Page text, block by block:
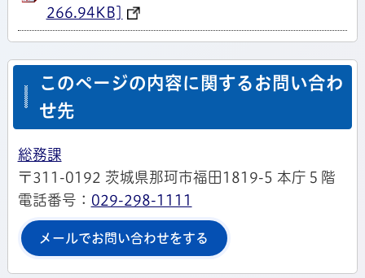
266.94KB]
このページの内容に関するお問い合わ
せ先
総務課
〒311-0192 茨城県那珂市福田1819-5 本庁５階
電話番号： 029-298-1111
メールでお問い合わせをする